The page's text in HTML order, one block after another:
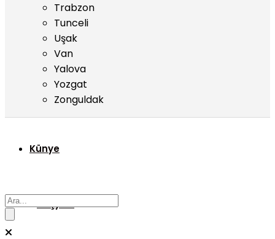
Trabzon
Tunceli
Uşak
Van
Yalova
Yozgat
Zonguldak
Künye
Başyazı